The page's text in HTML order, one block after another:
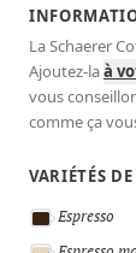
La Schaerer
Ajoutez-laà
vous
comme ça
VARIÉTÉS DE
Espresso